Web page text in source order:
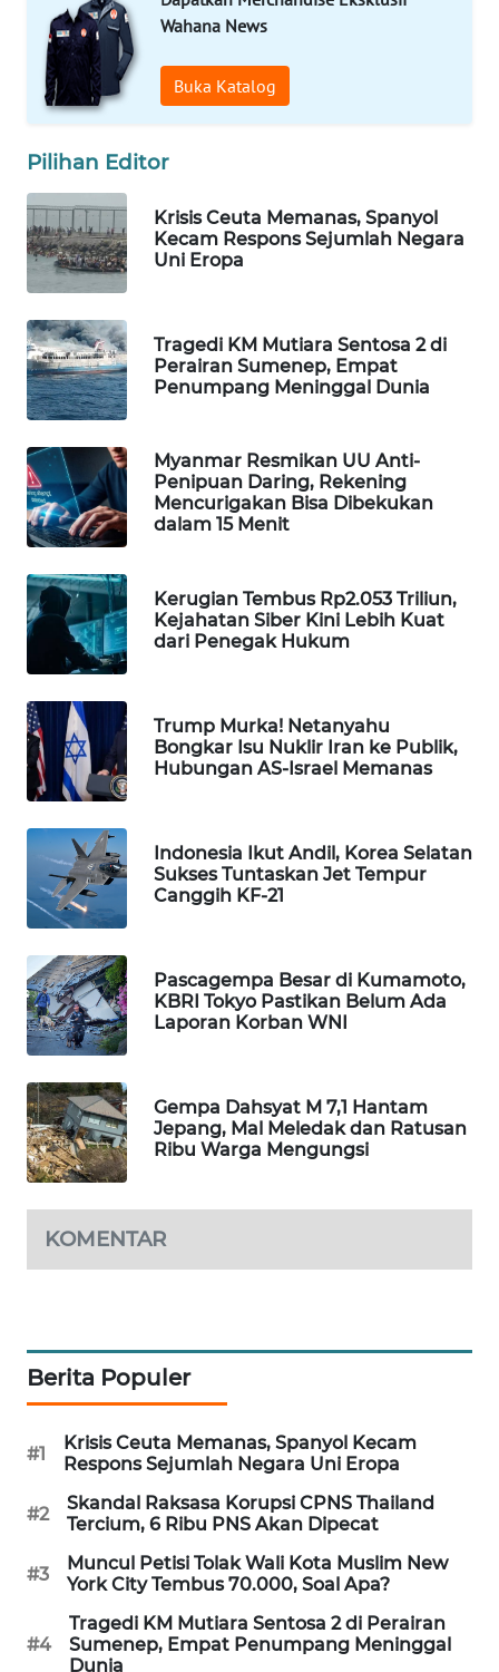
Wahana News
Buka Katalog
Pilihan Editor
Krisis Ceuta Memanas, Spanyol
Kecam Respons Sejumlah Negara
Uni Eropa
Tragedi KM Mutiara Sentosa 2 di
Perairan Sumenep, Empat
Penumpang Meninggal Dunia
Myanmar Resmikan UU Anti-
Penipuan Daring, Rekening
Mencurigakan Bisa Dibekukan
dalam 15 Menit
Kerugian Tembus Rp2.053 Triliun,
Kejahatan Siber Kini Lebih Kuat
dari Penegak Hukum
Trump Murka! Netanyahu
Bongkar Isu Nuklir Iran ke Publik,
Hubungan AS-Israel Memanas
Indonesia Ikut Andil, Korea Selatan
Sukses Tuntaskan Jet Tempur
Canggih KF-21
Pascagempa Besar di Kumamoto,
KBRI Tokyo Pastikan Belum Ada
Laporan Korban WNI
Gempa Dahsyat M 7,1 Hantam
Jepang, Mal Meledak dan Ratusan
Ribu Warga Mengungsi
KOMENTAR
Berita Populer
#1
Krisis Ceuta Memanas, Spanyol Kecam
Respons Sejumlah Negara Uni Eropa
#2
Skandal Raksasa Korupsi CPNS Thailand
Tercium, 6 Ribu PNS Akan Dipecat
#3
Muncul Petisi Tolak Wali Kota Muslim New
York City Tembus 70.000, Soal Apa?
#4
Tragedi KM Mutiara Sentosa 2 di Perairan
Sumenep, Empat Penumpang Meninggal
Dunia
WN
NATUNA
WN
WN
MANDALIKA
WN
WN
LABUANBAJO
WN
BORNEO
Wahana
Media
Group
WAHANA
NEWS
WAHANA
TANI
WAHANA
ADVOKAT
WAHANA
INFRASTRUKTUR
KONSUMEN
WAHANA
LISTRIK
WAHANA
TRAVEL
CO ID
WAHANANEWS
NET
WAHANA
UMKM